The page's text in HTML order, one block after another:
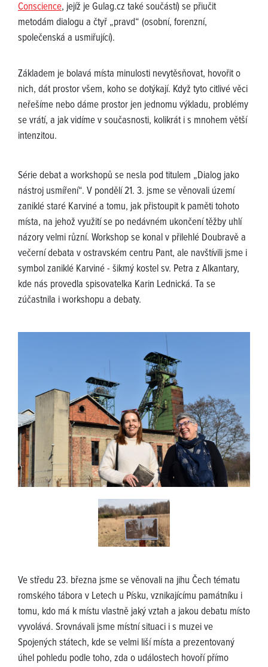
Conscience, jejíž je Gulag.cz také součástí) se přiučit
metodám dialogu a čtyř „pravd“ (osobní, forenzní,
společenská a usmiřující).
Základem je bolavá místa minulosti nevytěsňovat, hovořit o
nich, dát prostor všem, koho se dotýkají. Když tyto citlivé věci
neřešíme nebo dáme prostor jen jednomu výkladu, problémy
se vrátí, a jak vidíme v současnosti, kolikrát i s mnohem větší
intenzitou.
Série debat a workshopů se nesla pod titulem „Dialog jako
nástroj usmíření“. V pondělí 21. 3. jsme se věnovali území
zaniklé staré Karviné a tomu, jak přistoupit k paměti tohoto
místa, na jehož využití se po nedávném ukončení těžby uhlí
názory velmi různí. Workshop se konal v přilehlé Doubravě a
večerní debata v ostravském centru Pant, ale navštívili jsme i
symbol zaniklé Karviné - šikmý kostel sv. Petra z Alkantary,
kde nás provedla spisovatelka Karin Lednická. Ta se
zúčastnila i workshopu a debaty.
Ve středu 23. března jsme se věnovali na jihu Čech tématu
romského tábora v Letech u Písku, vznikajícímu památníku i
tomu, kdo má k místu vlastně jaký vztah a jakou debatu místo
vyvolává. Srovnávali jsme místní situaci i s muzei ve
Spojených státech, kde se velmi liší místa a prezentovaný
úhel pohledu podle toho, zda o událostech hovoří přímo